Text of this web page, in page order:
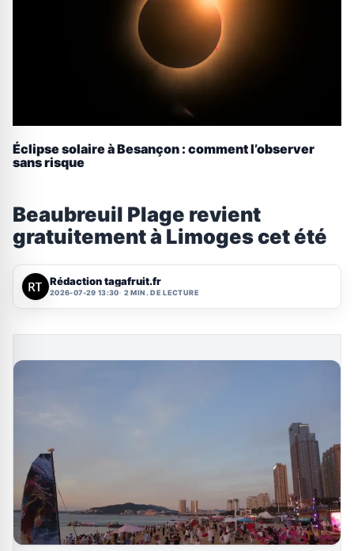
Éclipse solaire à Besançon : comment l’observer
sans risque
Beaubreuil Plage revient
gratuitement à Limoges cet été
Rédaction tagafruit.fr
2026-07-29 13:30 2 MIN. DE LECTURE